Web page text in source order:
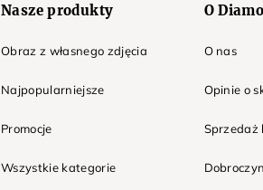
Nasze produkty
Obraz z własnego zdjęcia
Najpopularniejsze
Promocje
Wszystkie kategorie
O
O nas
Opinie o
Sprzedaż